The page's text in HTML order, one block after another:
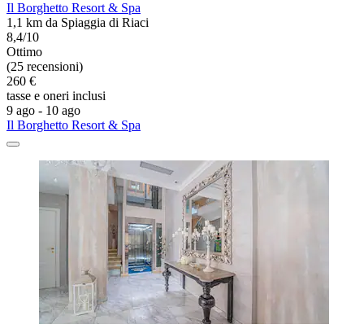
Il Borghetto Resort & Spa
1,1 km da Spiaggia di Riaci
8,4/10
Ottimo
(25 recensioni)
260 €
tasse e oneri inclusi
9 ago - 10 ago
Il Borghetto Resort & Spa